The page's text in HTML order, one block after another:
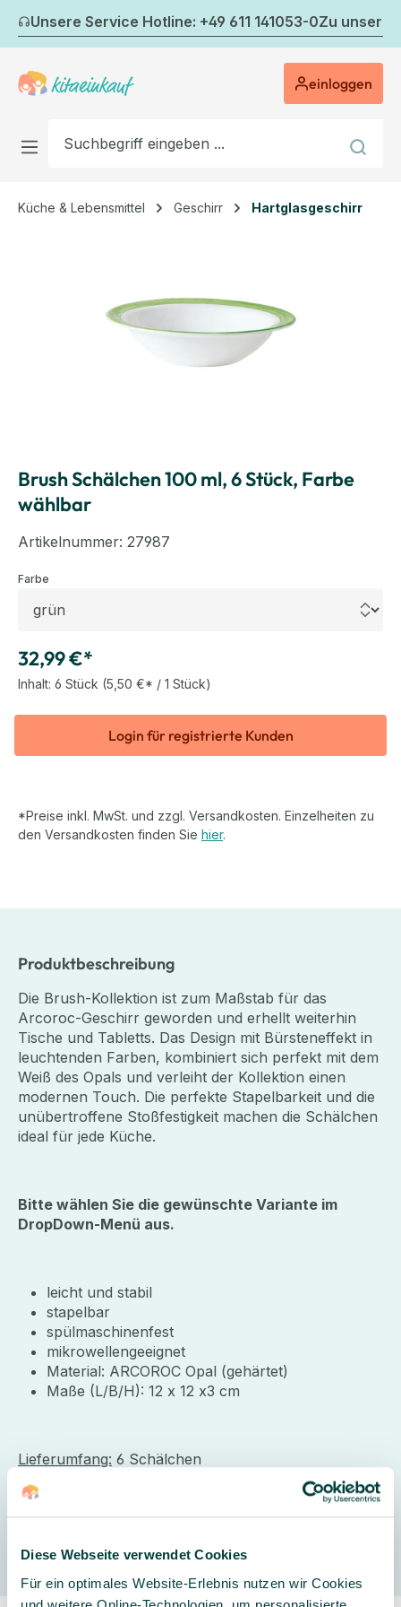
Diese Webseite verwendet Cookies
Für ein optimales Website-Erlebnis nutzen wir Cookies
Zum Hauptinhalt springen
Unsere Service Hotline: +49 611 141053-0Zu
einloggen
Küche & Lebensmittel Geschirr Hartglasgeschirr
Brush Schälchen 100 ml, 6 Stück, Farbe
wählbar
Artikelnummer: 27987
Farbe
32,99 €*
Inhalt: 6 Stück (5,50 €* / 1 Stück)
Login für registrierte Kunden
*Preise inkl. MwSt. und zzgl. Versandkosten. Einzelheiten zu
den Versandkosten finden Sie hier.
Produktbeschreibung
Die Brush-Kollektion ist zum Maßstab für das
Arcoroc-Geschirr geworden und erhellt weiterhin
Tische und Tabletts. Das Design mit Bürsteneffekt in
leuchtenden Farben, kombiniert sich perfekt mit dem
Weiß des Opals und verleiht der Kollektion einen
modernen Touch. Die perfekte Stapelbarkeit und die
unübertroffene Stoßfestigkeit machen die Schälchen
ideal für jede Küche.
Bitte wählen Sie die gewünschte Variante im
DropDown-Menü aus.
leicht und stabil
stapelbar
spülmaschinenfest
mikrowellengeeignet
Material: ARCOROC Opal (gehärtet)
Maße (L/B/H): 12 x 12 x3 cm
Lieferumfang: 6 Schälchen